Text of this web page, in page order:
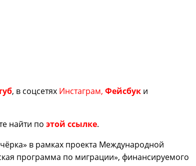
, в соцсетях Инстаграм, Фейсбук и
найти по этой ссылке.
в рамках проекта Международной
программа по миграции», финансируемого